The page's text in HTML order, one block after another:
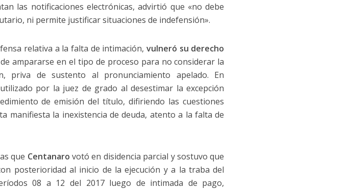
las notificaciones electrónicas, advirtió que «no debe
ni permite justificar situaciones de indefensión».
relativa a la falta de intimación,vulneró su derecho
ampararse en el tipo de proceso para no considerar la
priva de sustento al pronunciamiento apelado. En
por la juez de grado al desestimar la excepción
de emisión del título, difiriendo las cuestiones
manifiesta la inexistencia de deuda, atento a la falta de
que Centanaro votó en disidencia parcial y sostuvo que
posterioridad al inicio de la ejecución y a la traba del
08 a 12 del 2017 luego de intimada de pago,